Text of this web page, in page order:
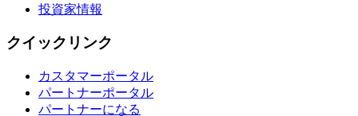
投資家情報
クイックリンク
カスタマーポータル
パートナーポータル
パートナーになる